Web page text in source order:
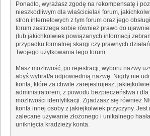
Ponadto, wyrażasz zgodę na rekompensatę i
nieszkodliwym dla właściciela/i forum,
stron internetowych z tym forum oraz jego
forum zastrzega sobie również prawo do
(lub jakichkolwiek powiązanych informacji
przypadku formalnej skargi czy prawnych
Twojego użytkowania tego forum.
Masz możliwość, po rejestracji, wyboru nazwy
abyś wybrał/a odpowiednią nazwę. Nigdy nie
konta, które za chwile zarejestrujesz,
administratorem, z powodu bezpieczeństwa i
możliwości identyfikacji. Zgadzasz się również
konta innej osoby z jakiejkolwiek przyczyny. Jest
zalecane używanie złożonego i unikalnego
uniknięcia kradzieży konta.